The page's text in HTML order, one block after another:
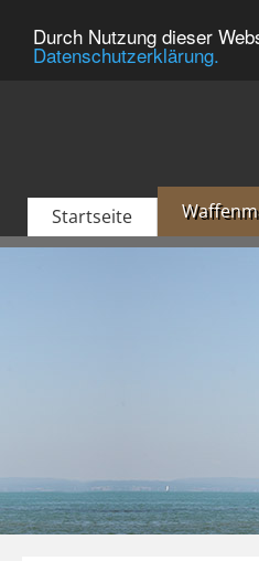
Durch Nutzung dieser
Datenschutzerklärung.
Startseite